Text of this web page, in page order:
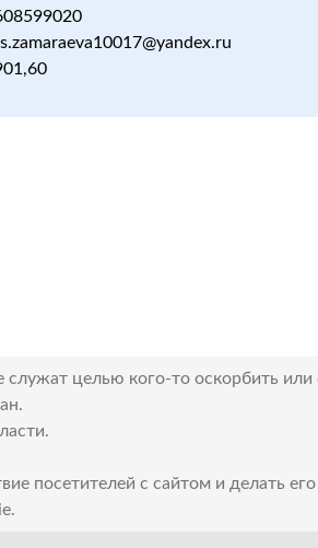
целью кого-то оскорбить или
посетителей с сайтом и делать